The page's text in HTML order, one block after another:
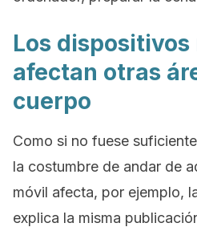
Los dispositivos
afectan otras
cuerpo
Como si no fuese
la costumbre de andar de
móvil afecta, por ejemplo,
explica la misma